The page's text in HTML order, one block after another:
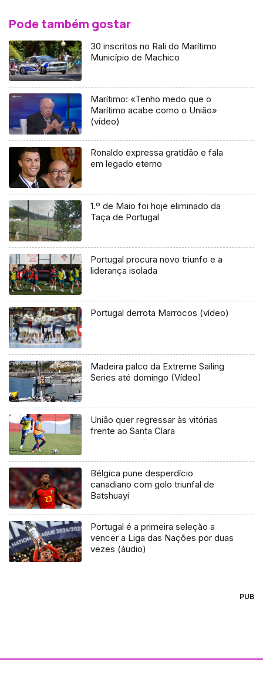
Pode também gostar
30 inscritos no Rali do Marítimo
Município de Machico
Marítimo: «Tenho medo que o
Marítimo acabe como o União»
(vídeo)
Ronaldo expressa gratidão e fala
em legado eterno
1.º de Maio foi hoje eliminado da
Taça de Portugal
Portugal procura novo triunfo e a
liderança isolada
Portugal derrota Marrocos (vídeo)
Madeira palco da Extreme Sailing
Series até domingo (Vídeo)
União quer regressar às vitórias
frente ao Santa Clara
Bélgica pune desperdício
canadiano com golo triunfal de
Batshuayi
Portugal é a primeira seleção a
vencer a Liga das Nações por duas
vezes (áudio)
PUB